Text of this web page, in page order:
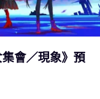
會／現象》預